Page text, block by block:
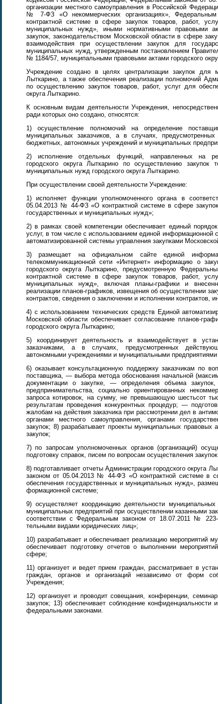
организации местного самоуправления в Российской
№ 7-ФЗ «О некоммерческих организациях»,
контрактной системе в сфере закупок товаров, работ,
муниципальных нужд», иными нормативными правовыми
закупок, законодательством Московской области в сфере
взаимодействия при осуществлении закупок для
муниципальных нужд, утвержденным постановлением
№ 1184/57, муниципальными правовыми актами городского
Учреждение создано в целях централизации закупок для
Лыткарино, а также обеспечения реализации полномочий
по осуществлению закупок товаров, работ, услуг для
округа Лыткарино.
К основным видам деятельности Учреждения,
ради которых оно создано, относятся:
1) осуществление полномочий на определение
муниципальных заказчиков, а в случаях,
бюджетных, автономных учреждений и муниципальных
2) исполнение отдельных функций, направленных на
городского округа Лыткарино по осуществлению закупок
муниципальных нужд городского округа Лыткарино.
При осуществлении своей деятельности Учреждение:
1) исполняет функции уполномоченного органа в
05.04.2013 № 44-ФЗ «О контрактной системе в сфере
государственных и муниципальных нужд»;
2) в рамках своей компетенции обеспечивает единый
услуг, в том числе с использованием единой информационной
автоматизированной системы управления закупками
3) размещает на официальном сайте единой
телекоммуникационной сети «Интернет» информацию о
городского округа Лыткарино, предусмотренную
контрактной системе в сфере закупок товаров, работ,
муниципальных нужд», включая планы-графики и
реализации планов-графиков, извещения об осуществлении
контрактов, сведения о заключении и исполнении
4) с использованием технических средств Единой
Московской области обеспечивает согласование планов-
городского округа Лыткарино;
5) координирует деятельность и взаимодействует в
заказчиками, а в случаях, предусмотренных
автономными учреждениями и муниципальными предприятиями
6) оказывает консультационную поддержку заказчикам по
поставщика, — выбора метода обоснования начальной
документации о закупке, — определения объема
предпринимательства, социально ориентированных
запроса котировок, на сумму, не превышающую шестьсот
результатам проведения конкурентных процедур; —
жалобам на действия заказчика при рассмотрении дел в
органами местного самоуправления, органами
закупок; 8) разрабатывает проекты муниципальных
закупок;
7) по запросам уполномоченных органов (организаций)
подготовку справок, писем по вопросам осуществления
8) подготавливает отчеты Администрации городского округа
законом от 05.04.2013 № 44-ФЗ «О контрактной системе в
обеспечения государственных и муниципальных нужд»,
формационной системе;
9) осуществляет координацию деятельности
муниципальных предприятий при осуществлении казанными
соответствии с Федеральным законом от 18.07.2011 №
тельными видами юридических лиц»;
10) разрабатывает и обеспечивает реализацию мероприятий
обеспечивает подготовку отчетов о выполнении
сфере;
11) организует и ведет прием граждан, рассматривает в
граждан, органов и организаций независимо от форм
Учреждения;
12) организует и проводит совещания, конференции,
закупок; 13) обеспечивает соблюдение конфиденциальности
федеральными законами.